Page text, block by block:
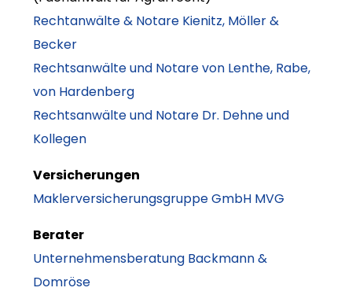
Rechtanwälte & Notare Kienitz, Möller &
Becker
Rechtsanwälte und Notare von Lenthe, Rabe,
von Hardenberg
Rechtsanwälte und Notare Dr. Dehne und
Kollegen
Versicherungen
Maklerversicherungsgruppe GmbH MVG
Berater
Unternehmensberatung Backmann &
Domröse